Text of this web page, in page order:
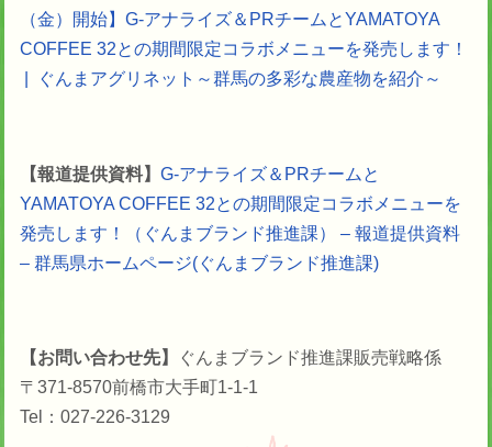
（金）開始】G-アナライズ＆PRチームとYAMATOYA
COFFEE 32との期間限定コラボメニューを発売します！
| ぐんまアグリネット～群馬の多彩な農産物を紹介～
【報道提供資料】 G-アナライズ＆PRチームと
YAMATOYA COFFEE 32との期間限定コラボメニューを
発売します！（ぐんまブランド推進課） – 報道提供資料
– 群馬県ホームページ(ぐんまブランド推進課)
【お問い合わせ先】 ぐんまブランド推進課販売戦略係
〒371-8570前橋市大手町1-1-1
Tel：027-226-3129